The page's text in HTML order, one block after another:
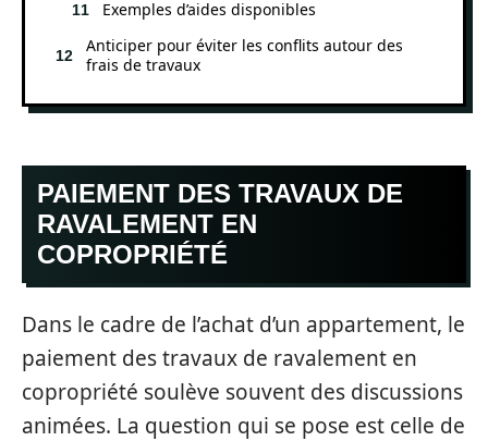
Exemples d’aides disponibles
Anticiper pour éviter les conflits autour des
frais de travaux
PAIEMENT DES TRAVAUX DE
RAVALEMENT EN
COPROPRIÉTÉ
Dans le cadre de l’achat d’un appartement, le
paiement des travaux de ravalement en
copropriété soulève souvent des discussions
animées. La question qui se pose est celle de